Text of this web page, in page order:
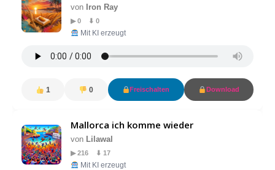
von Iron Ray
▶ 0 ⬇ 0
Mit KI erzeugt
1 0 Freischalten Download
Mallorca ich komme wieder
von Lilawal
▶ 216 ⬇ 17
Mit KI erzeugt